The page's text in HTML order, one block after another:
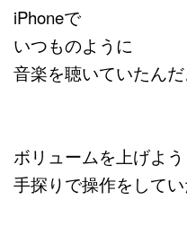
iPhoneで
いつものように
音楽を聴いていたんだ
ボリュームを上げよ
手探りで操作をしてい